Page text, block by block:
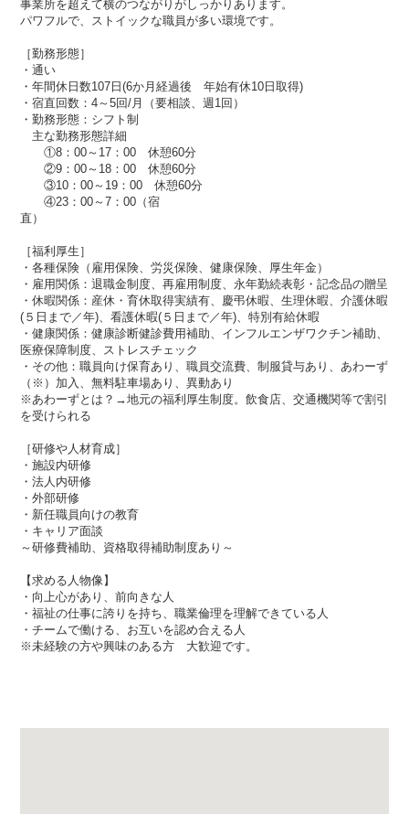
事業所を超えて横のつながりがしっかりあります。
パワフルで、ストイックな職員が多い環境です。
［勤務形態］
・通い
・年間休日数107日(6か月経過後 年始有休10日取得)
・宿直回数：4～5回/月（要相談、週1回）
・勤務形態：シフト制
主な勤務形態詳細
①8：00～17：00 休憩60分
②9：00～18：00 休憩60分
③10：00～19：00 休憩60分
④23：00～7：00（宿
直）
［福利厚生］
・各種保険（雇用保険、労災保険、健康保険、厚生年金）
・雇用関係：退職金制度、再雇用制度、永年勤続表彰・記念品の贈呈
・休暇関係：産休・育休取得実績有、慶弔休暇、生理休暇、介護休暇
(５日まで／年)、看護休暇(５日まで／年)、特別有給休暇
・健康関係：健康診断健診費用補助、インフルエンザワクチン補助、​​
医療保障制度、ストレスチェック
・その他：職員向け保育あり、職員交流費、制服貸与あり、あわーず
（※）加入、無料駐車場あり、異動あり
※あわーずとは？→地元の福利厚生制度。飲食店、交通機関等で割引
を受けられる
［研修や人材育成］
・施設内研修
・法人内研修
・外部研修
・新任職員向けの教育
・キャリア面談
～研修費補助、資格取得補助制度あり～
【求める人物像】
・向上心があり、前向きな人
・福祉の仕事に誇りを持ち、職業倫理を理解できている人
・チームで働ける、お互いを認め合える人
※未経験の方や興味のある方 大歓迎です。